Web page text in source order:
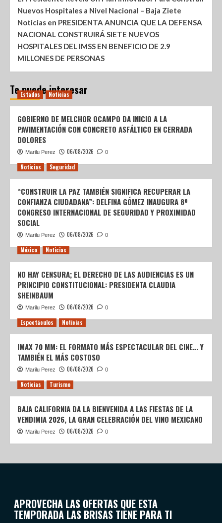
Nuevos Hospitales a Nivel Nacional – Baja Ziete
Noticias en PRESIDENTA ANUNCIA QUE LA DEFENSA
NACIONAL CONSTRUIRÁ SIETE NUEVOS
HOSPITALES DEL IMSS EN BENEFICIO DE 2.9
MILLONES DE PERSONAS
Te puede interesar
Estados Noticias
GOBIERNO DE MELCHOR OCAMPO DA INICIO A LA
PAVIMENTACIÓN CON CONCRETO ASFÁLTICO EN CERRADA
DOLORES
Marilu Perez 06/08/2026 0
Noticias Seguridad
“CONSTRUIR LA PAZ TAMBIÉN SIGNIFICA RECUPERAR LA
CONFIANZA CIUDADANA”: DELFINA GÓMEZ INAUGURA 8º
CONGRESO INTERNACIONAL DE SEGURIDAD Y PROXIMIDAD
SOCIAL
Marilu Perez 06/08/2026 0
México Noticias
NO HAY CENSURA; EL DERECHO DE LAS AUDIENCIAS ES UN
PRINCIPIO CONSTITUCIONAL: PRESIDENTA CLAUDIA
SHEINBAUM
Marilu Perez 06/08/2026 0
Espectáculos Noticias
IMAX 70 MM: EL FORMATO MÁS ESPECTACULAR DEL CINE… Y
TAMBIÉN EL MÁS COSTOSO
Marilu Perez 06/08/2026 0
Noticias Turismo
BAJA CALIFORNIA DA LA BIENVENIDA A LAS FIESTAS DE LA
VENDIMIA 2026, LA GRAN CELEBRACIÓN DEL VINO MEXICANO
Marilu Perez 06/08/2026 0
APROVECHA LAS OFERTAS QUE ESTA
TEMPORADA LAS BRISAS TIENE PARA TI